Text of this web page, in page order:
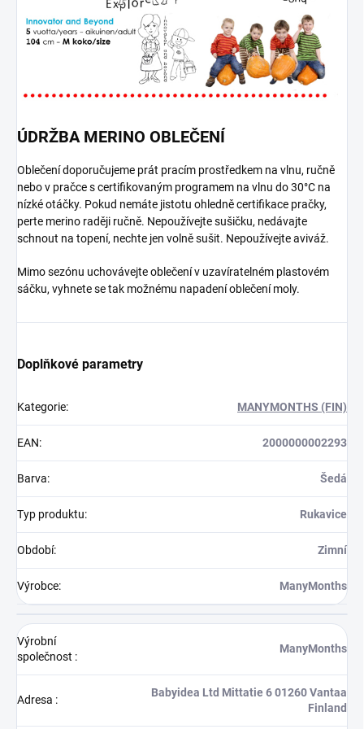
ÚDRŽBA MERINO OBLEČENÍ
Oblečení doporučujeme prát pracím prostředkem na vlnu, ručně
nebo v pračce s certifikovaným programem na vlnu do 30°C na
nízké otáčky. Pokud nemáte jistotu ohledně certifikace pračky,
perte merino raději ručně. Nepoužívejte sušičku, nedávajte
schnout na topení, nechte jen volně sušit. Nepoužívejte aviváž.
Mimo sezónu uchovávejte oblečení v uzavíratelném plastovém
sáčku, vyhnete se tak možnému napadení oblečení moly.
Doplňkové parametry
Kategorie: MANYMONTHS (FIN)
EAN: 2000000002293
Barva: Šedá
Typ produktu: Rukavice
Období: Zimní
Výrobce: ManyMonths
Výrobní
společnost :
ManyMonths
Adresa :
Babyidea Ltd Mittatie 6 01260 Vantaa
Finland